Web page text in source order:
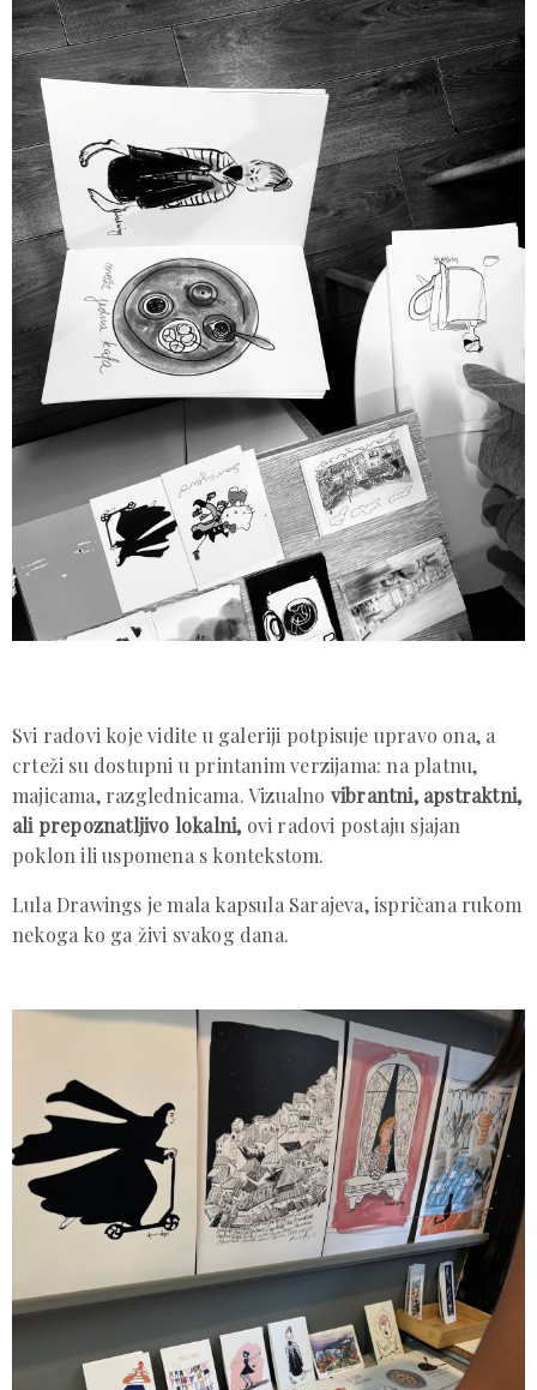
Svi radovi koje vidite u galeriji potpisuje upravo ona, a
crteži su dostupni u printanim verzijama: na platnu,
majicama, razglednicama. Vizualno vibrantni, apstraktni,
ali prepoznatljivo lokalni,ovi radovi postaju sjajan
poklon ili uspomena s kontekstom.
Lula Drawings je mala kapsula Sarajeva, ispričana rukom
nekoga ko ga živi svakog dana.